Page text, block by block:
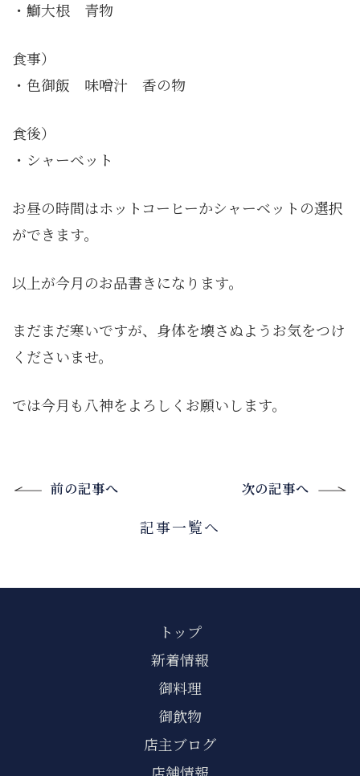
・鰤大根 青物
食事）
・色御飯 味噌汁 香の物
食後）
・シャーベット
お昼の時間はホットコーヒーかシャーベットの選択
ができます。
以上が今月のお品書きになります。
まだまだ寒いですが、身体を壊さぬようお気をつけ
くださいませ。
では今月も八神をよろしくお願いします。
前の記事へ 次の記事へ
記事一覧へ
トップ
新着情報
御料理
御飲物
店主ブログ